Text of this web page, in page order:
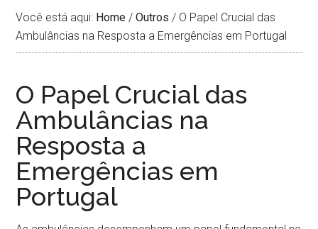
Você está aqui: Home / Outros / O Papel Crucial das
Ambulâncias na Resposta a Emergências em Portugal
O Papel Crucial das
Ambulâncias na
Resposta a
Emergências em
Portugal